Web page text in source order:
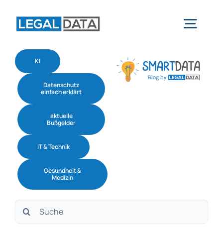
Home
Services
Software
KI
Datenschutz
einfach erklärt
aktuelle
Bußgelder
IT & Technik
Gesundheit &
Medizin
Suche